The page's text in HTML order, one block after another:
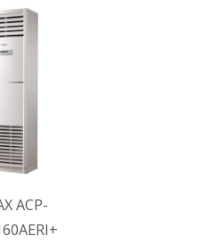
ACP-
желби
споредба